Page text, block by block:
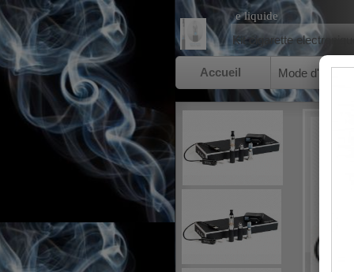
Accueil
Kit cigarette electronique
e liquide
Mode d'emploi